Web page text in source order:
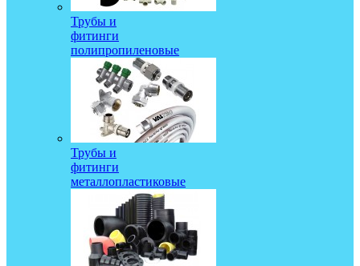
Трубы и
фитинги
полипропиленовые
Трубы и
фитинги
металлопластиковые